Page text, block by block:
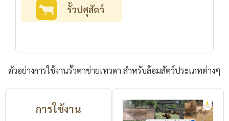
รั้วปศุสัตว์
ตัวอย่างการใช้งานรั้วตาข่ายเทวดา สำหรับล้อมสัตว์ประเภทต่างๆ
การใช้งาน